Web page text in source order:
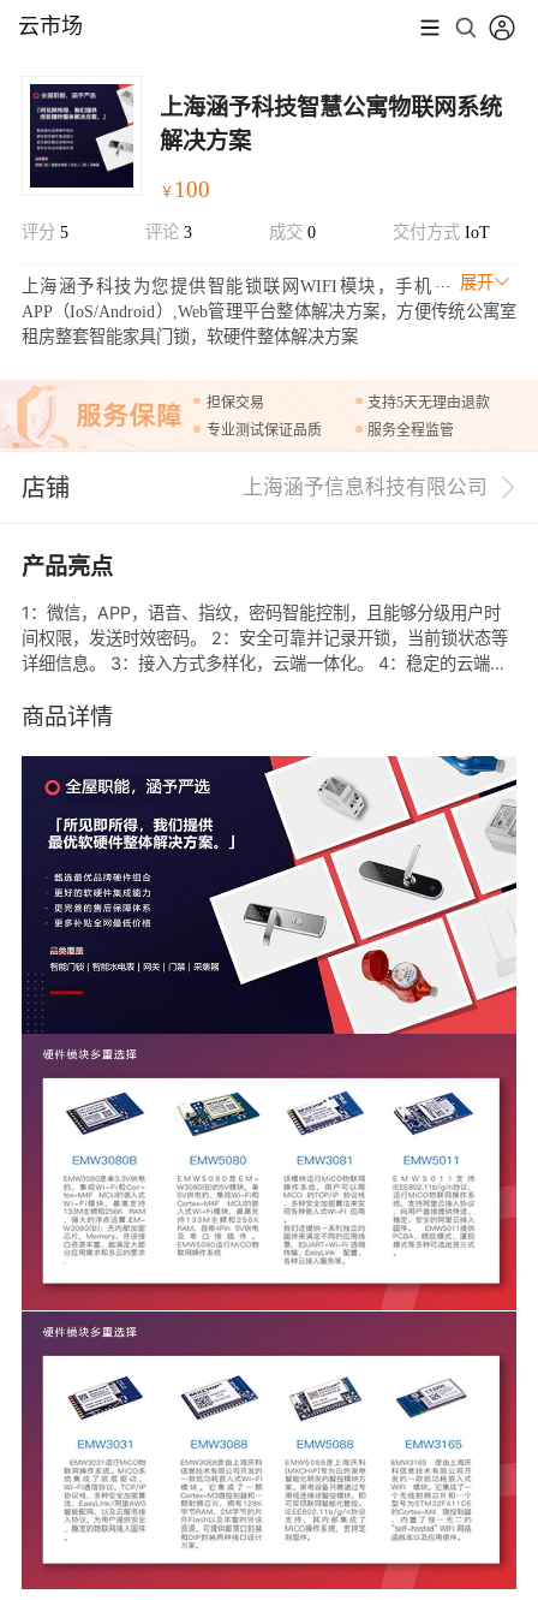
云市场
上海涵予科技智慧公寓物联网系统
解决方案
￥ 100
评分 5 评论 3 成交 0 交付方式IoT
展开
上海涵予科技为您提供智能锁联网WIFI模块，手机
APP（IoS/Android）,Web管理平台整体解决方案，方便传统公寓室
租房整套智能家具门锁，软硬件整体解决方案
担保交易
支持5天无理由退款
专业测试保证品质
服务全程监管
店铺 上海涵予信息科技有限公司
产品亮点
1：微信，APP，语音、指纹，密码智能控制，且能够分级用户时
间权限，发送时效密码。 2：安全可靠并记录开锁，当前锁状态等
详细信息。 3：接入方式多样化，云端一体化。 4：稳定的云端技
商品详情